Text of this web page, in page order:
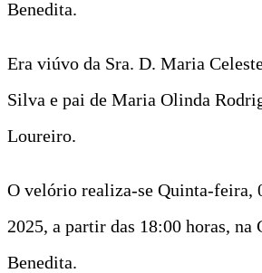
Benedita.
Era viúvo da Sra. D. Maria
Silva e pai de Maria Olinda
Loureiro.
O velório realiza-se Quinta-feira,
2025, a partir das 18:00 horas, na
Benedita.